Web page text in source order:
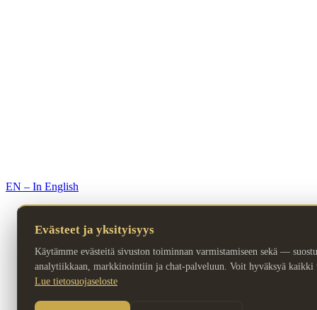
EN – In English
Evästeet ja yksityisyys
Käytämme evästeitä sivuston toiminnan varmistamiseen sekä —
analytiikkaan, markkinointiin ja chat-palveluun. Voit hyväksyä kaikki
Lue tietosuojaseloste